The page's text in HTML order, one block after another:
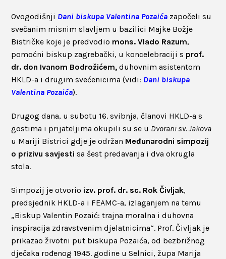
Ovogodišnji Dani biskupa Valentina Pozaića započeli su
svečanim misnim slavljem u bazilici Majke Božje
Bistričke koje je predvodio mons. Vlado Razum,
pomoćni biskup zagrebački, u koncelebraciji s prof.
dr. don Ivanom Bodrožićem, duhovnim asistentom
HKLD-a i drugim svećenicima (vidi: Dani biskupa
Valentina Pozaića).
Drugog dana, u subotu 16. svibnja, članovi HKLD-a s
gostima i prijateljima okupili su se u Dvorani sv. Jakova
u Mariji Bistrici gdje je održan Međunarodni simpozij
o prizivu savjesti sa šest predavanja i dva okrugla
stola.
Simpozij je otvorio izv. prof. dr. sc. Rok Čivljak,
predsjednik HKLD-a i FEAMC-a, izlaganjem na temu
„Biskup Valentin Pozaić: trajna moralna i duhovna
inspiracija zdravstvenim djelatnicima“. Prof. Čivljak je
prikazao životni put biskupa Pozaića, od bezbrižnog
dječaka rođenog 1945. godine u Selnici, župa Marija